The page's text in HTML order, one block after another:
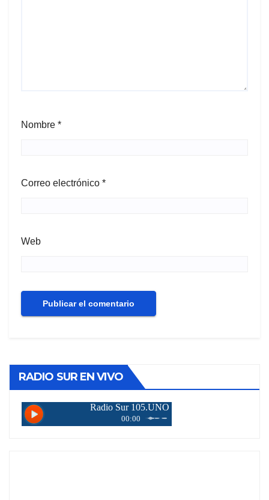
Nombre *
Correo electrónico *
Web
RADIO SUR EN VIVO